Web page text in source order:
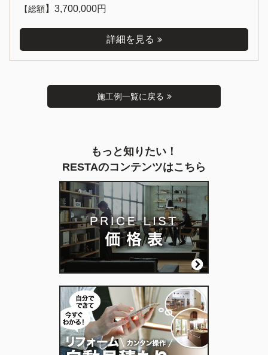
【総額】 3,700,000円
詳細を見る
施工例一覧に戻る
もっと知りたい！
RESTAのコンテンツはこちら